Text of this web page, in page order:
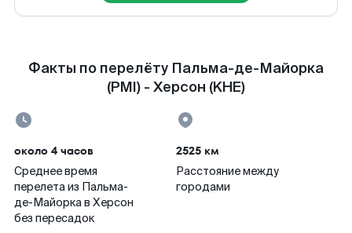
Факты по перелёту Пальма-де-Майорка
(PMI) - Херсон (KHE)
около 4 часов
Среднее время
перелета из Пальма-
де-Майорка в Херсон
без пересадок
2525 км
Расстояние между
городами